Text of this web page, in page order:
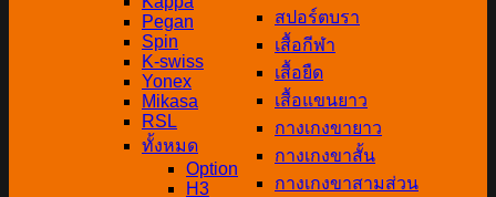
Pegan
Spin
K-swiss
Yonex
Mikasa
RSL
ทั้งหมด
Option
H3
สปอร์ตบรา
เสื้อกีฬา
เสื้อยืด
เสื้อแขนยาว
กางเกงขายาว
กางเกงขาสั้น
กางเกงขาสามส่วน